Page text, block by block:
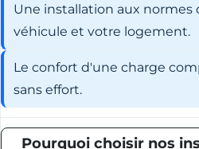
Une installation aux
véhicule et votre logement.
Le confort d'une charge
sans effort.
Pourquoi choisir nos